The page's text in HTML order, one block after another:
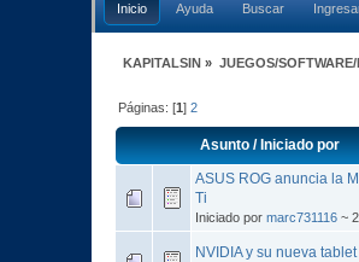
Inicio Ayuda Buscar
KAPITALSIN » JUEGOS/
Páginas: [1]2
Asunto/Iniciado por
ASUS ROG anuncia la
Ti
Iniciado por marc731116 ~
NVIDIA y su nueva